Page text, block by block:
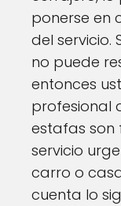
ponerse en
del servicio.
no puede
entonces
profesional
estafas son
servicio
carro o
cuenta lo